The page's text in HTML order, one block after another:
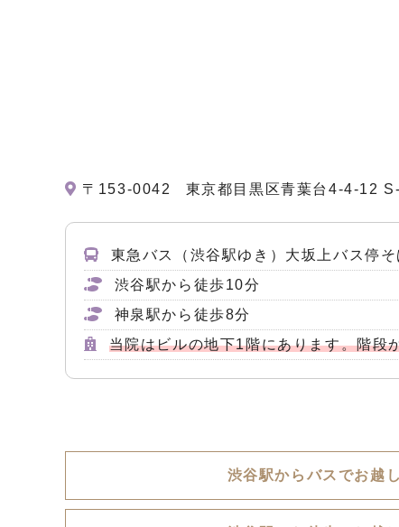
〒153-0042 東京都目黒区青葉台4-4-12
東急バス（渋谷駅ゆき）大坂上バス停そ
渋谷駅から徒歩10分
神泉駅から徒歩8分
当院はビルの地下1階にあります。階段
渋谷駅からバスでお越